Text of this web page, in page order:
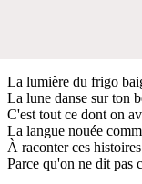
La lumière du frigo
La lune danse sur ton
C'est tout ce dont on
La langue nouée
À raconter ces
Parce qu'on ne dit pas